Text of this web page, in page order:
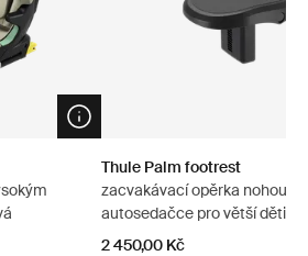
Open info modal
Thule Palm footrest
zacvakávací opěrka nohou k
autosedačce pro větší děti
2 450,00 Kč